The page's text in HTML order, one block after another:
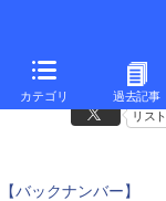
カテゴリ 過去記事
リスト
【バックナンバー】